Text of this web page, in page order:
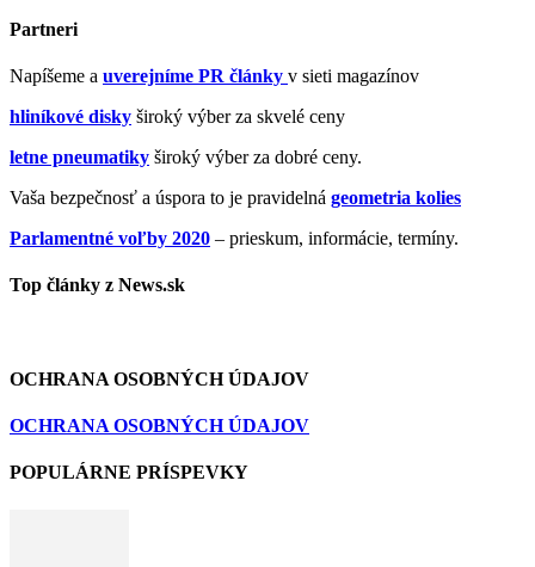
Partneri
Napíšeme a uverejníme PR články v sieti magazínov
hliníkové disky široký výber za skvelé ceny
letne pneumatiky široký výber za dobré ceny.
Vaša bezpečnosť a úspora to je pravidelná geometria kolies
Parlamentné voľby 2020 – prieskum, informácie, termíny.
Top články z News.sk
OCHRANA OSOBNÝCH ÚDAJOV
OCHRANA OSOBNÝCH ÚDAJOV
POPULÁRNE PRÍSPEVKY